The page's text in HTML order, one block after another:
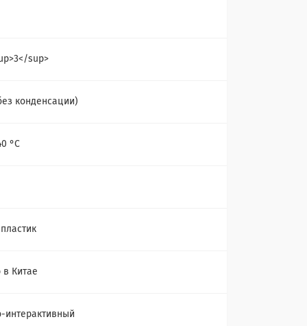
sup>
конденсации)
°С
в Китае
интерактивный